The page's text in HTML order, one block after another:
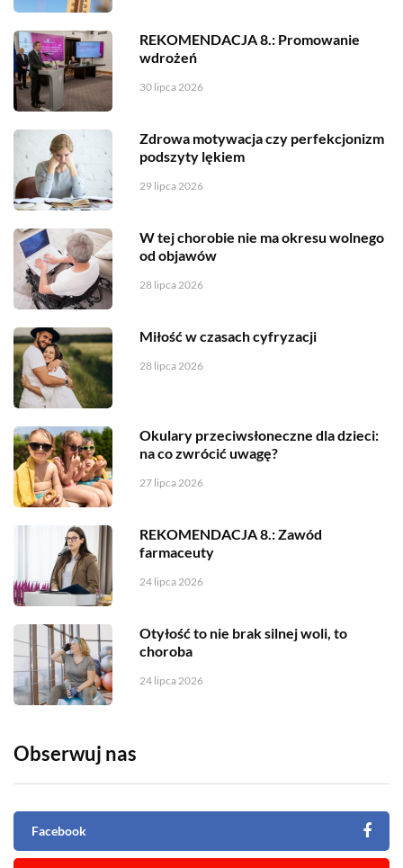
REKOMENDACJA 8.: Promowanie
wdrożeń
30 lipca 2026
Zdrowa motywacja czy perfekcjonizm
podszyty lękiem
29 lipca 2026
W tej chorobie nie ma okresu wolnego
od objawów
28 lipca 2026
Miłość w czasach cyfryzacji
28 lipca 2026
Okulary przeciwsłoneczne dla dzieci:
na co zwrócić uwagę?
27 lipca 2026
REKOMENDACJA 8.: Zawód
farmaceuty
24 lipca 2026
Otyłość to nie brak silnej woli, to
choroba
24 lipca 2026
Obserwuj nas
Facebook